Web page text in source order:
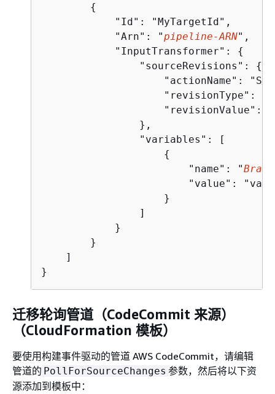
{
            "Id": "MyTargetId",
            "Arn": "
pipeline-ARN",
            "InputTransformer":
{
                "sourceRevisions":
{
                    "actionName": "
                    "revisionType": "
"revisionValue":
                },
                "variables": [
{
                        "name": "
                        "value": "
                    }
                ]
            }
        }
    ]
}
迁移轮询管道（CodeCommit 来源）
（CloudFormation 模板）
要使用构建事件驱动的管道 AWS CodeCommit，请编辑
管道的 PollForSourceChanges 参数，然后将以下资
源添加到模板中：